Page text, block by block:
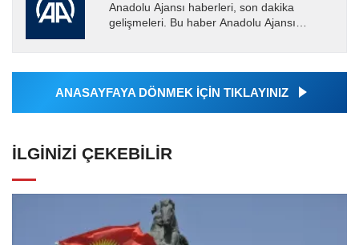
Anadolu Ajansı haberleri, son dakika
gelişmeleri. Bu haber Anadolu Ajansı
tarafından geçilen tüm...
ANASAYFAYA DÖNMEK İÇİN TIKLAYINIZ
İLGINIZI ÇEKEBILIR